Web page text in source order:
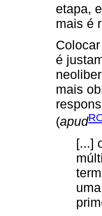
etapa,
mais é
é
mais
(apud
[...]